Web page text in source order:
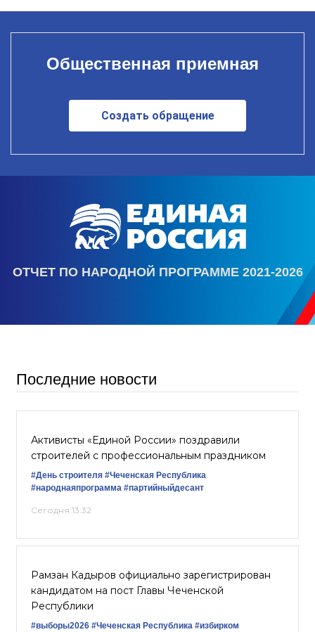
Общественная приемная
Создать обращение
ОТЧЕТ ПО НАРОДНОЙ ПРОГРАММЕ 2021-2026
Последние новости
Активисты «Единой России» поздравили
строителей с профессиональным праздником
#День строителя #Чеченская Республика
#народнаяпрограмма #партийныйдесант
Сегодня 13:32
Рамзан Кадыров официально зарегистрирован
кандидатом на пост Главы Чеченской
Республики
#выборы2026 #Чеченская Республика #избирком